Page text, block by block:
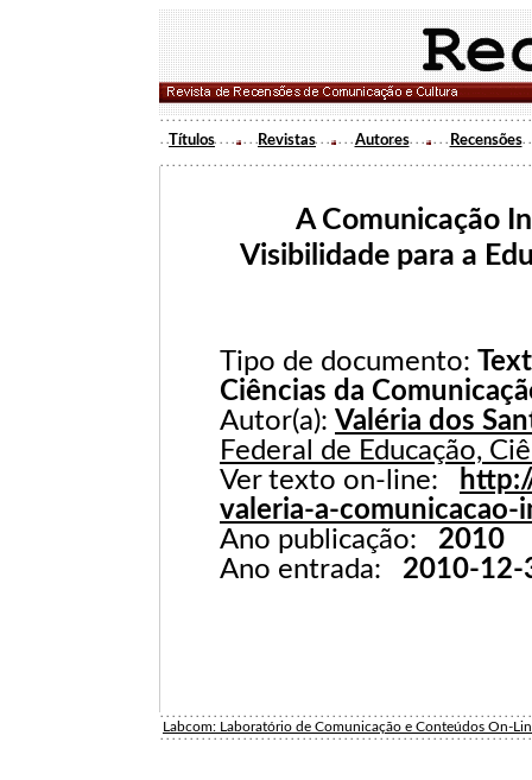
Títulos Revistas Autores Recensões
A Comunicação
Visibilidade para a
Tipo de documento:
Ciências da
Autor(a): Valéria dos
Federal de Educação,
Ver texto on-line:
valeria-a-
Ano publicação: 2010
Ano entrada: 2010-12-
Labcom: Laboratório de Comunicação e Conteúdos On-